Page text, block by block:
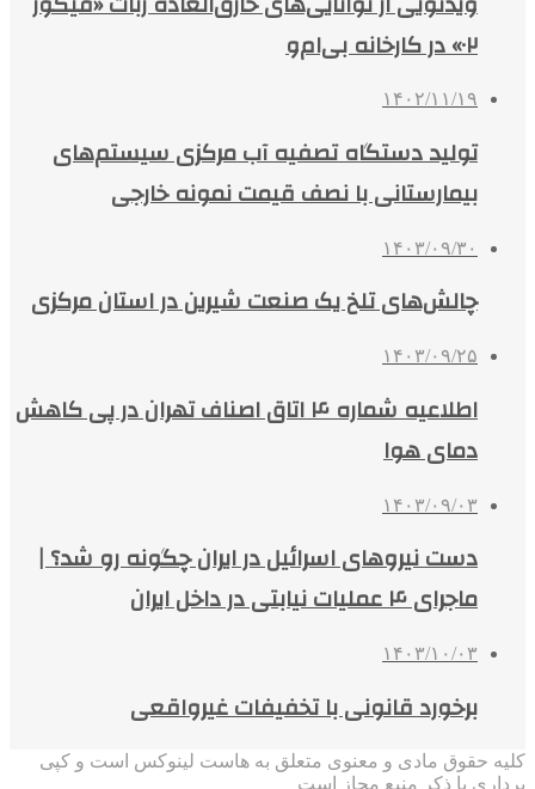
۰۲» در کارخانه بی‌ام‌و
۱۴۰۲/۱۱/۱۹
تولید دستگاه تصفیه آب مرکزی سیستم‌های
بیمارستانی با نصف قیمت نمونه خارجی
۱۴۰۳/۰۹/۳۰
چالش‌های تلخ یک صنعت شیرین در استان مرکزی
۱۴۰۳/۰۹/۲۵
اطلاعیه شماره ۴ اتاق اصناف تهران در پی کاهش
دمای هوا
۱۴۰۳/۰۹/۰۳
دست نیروهای اسرائیل در ایران چگونه رو شد؟ |
ماجرای ۴ عملیات نیابتی در داخل ایران
۱۴۰۳/۱۰/۰۳
برخورد قانونی با تخفیفات غیرواقعی
کلیه حقوق مادی و معنوی متعلق به هاست لینوکس است و کپی
برداری با ذکر منبع مجاز است